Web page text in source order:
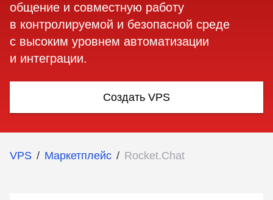
общение и совместную работу
в контролируемой и безопасной среде
с высоким уровнем автоматизации
и интеграции.
Создать VPS
VPS / Маркетплейс / Rocket.Chat